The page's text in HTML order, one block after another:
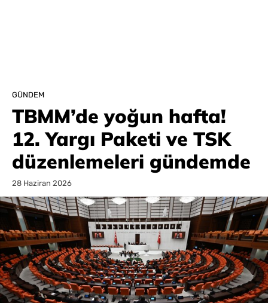
GÜNDEM
TBMM’de yoğun hafta!
12. Yargı Paketi ve TSK
düzenlemeleri gündemde
28 Haziran 2026